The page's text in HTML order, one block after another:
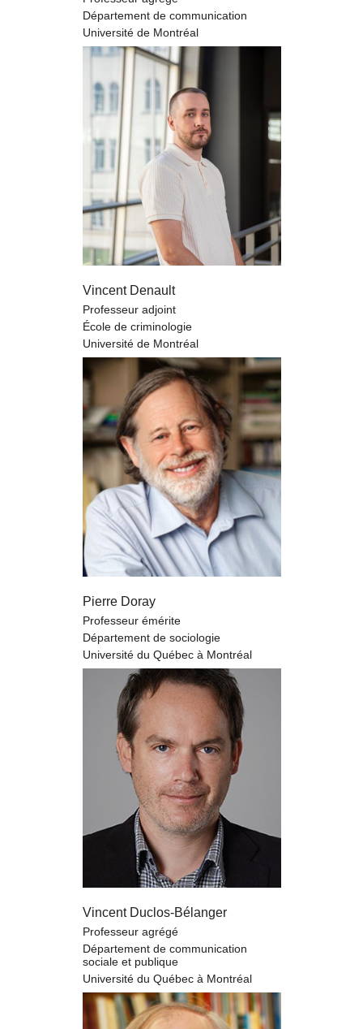
Département de communication
Université de Montréal
Vincent Denault
Professeur adjoint
École de criminologie
Université de Montréal
Pierre Doray
Professeur émérite
Département de sociologie
Université du Québec à Montréal
Vincent Duclos-Bélanger
Professeur agrégé
Département de communication
sociale et publique
Université du Québec à Montréal